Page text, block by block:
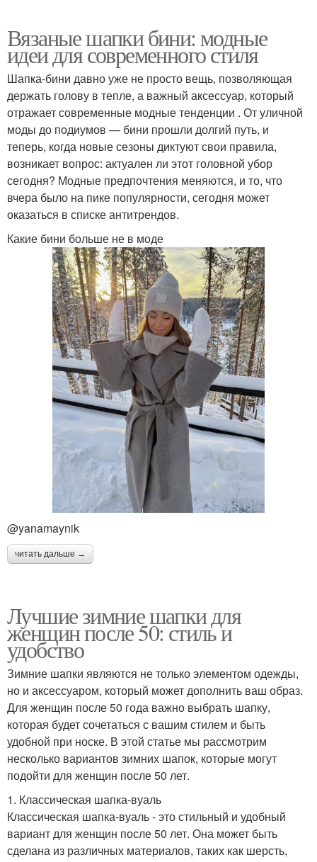
Вязаные шапки бини: модные
идеи для современного стиля
Шапка-бини давно уже не просто вещь, позволяющая
держать голову в тепле, а важный аксессуар, который
отражает современные модные тенденции . От уличной
моды до подиумов — бини прошли долгий путь, и
теперь, когда новые сезоны диктуют свои правила,
возникает вопрос: актуален ли этот головной убор
сегодня? Модные предпочтения меняются, и то, что
вчера было на пике популярности, сегодня может
оказаться в списке антитрендов.
Какие бини больше не в моде
@yanamaynik
читать дальше →
Лучшие зимние шапки для
женщин после 50: стиль и
удобство
Зимние шапки являются не только элементом одежды,
но и аксессуаром, который может дополнить ваш образ.
Для женщин после 50 года важно выбрать шапку,
которая будет сочетаться с вашим стилем и быть
удобной при носке. В этой статье мы рассмотрим
несколько вариантов зимних шапок, которые могут
подойти для женщин после 50 лет.
1. Классическая шапка-вуаль
Классическая шапка-вуаль - это стильный и удобный
вариант для женщин после 50 лет. Она может быть
сделана из различных материалов, таких как шерсть,